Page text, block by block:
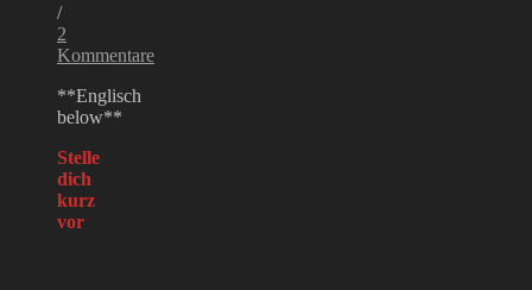
/
2
Kommentare
**Englisch
below**
Stelle
dich
kurz
vor